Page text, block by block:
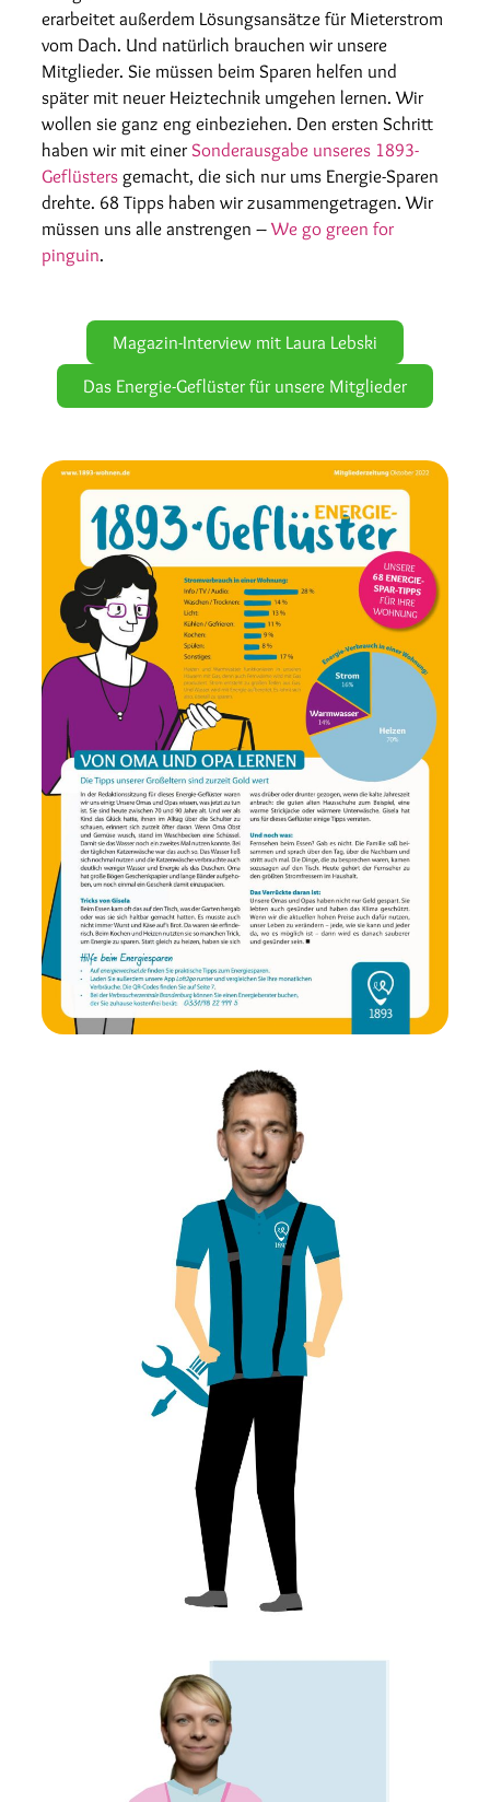
erarbeitet außerdem Lösungsansätze für Mieterstrom
vom Dach. Und natürlich brauchen wir unsere
Mitglieder. Sie müssen beim Sparen helfen und
später mit neuer Heiztechnik umgehen lernen. Wir
wollen sie ganz eng einbeziehen. Den ersten Schritt
haben wir mit einerSonderausgabe unseres 1893-
Geflüsters gemacht, die sich nur ums Energie-Sparen
drehte. 68 Tipps haben wir zusammengetragen. Wir
müssen uns alle anstrengen –We go green for
pinguin.
Magazin-Interview mit Laura Lebski
Das Energie-Geflüster für unsere Mitglieder